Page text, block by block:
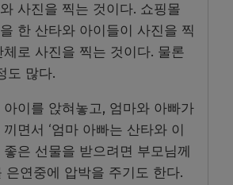
사진을 찍는 것이다. 쇼핑몰
한 산타와 아이들이 사진을 찍
로 사진을 찍는 것이다. 물론
도 많다.
이를 앉혀놓고, 엄마와 아빠가
면서 ‘엄마 아빠는 산타와 이
은 선물을 받으려면 부모님께
은연중에 압박을 주기도 한다.